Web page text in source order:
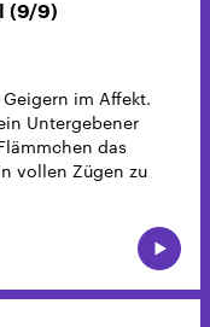
(9/9)
im Affekt.
Untergebener
das
vollen Zügen zu